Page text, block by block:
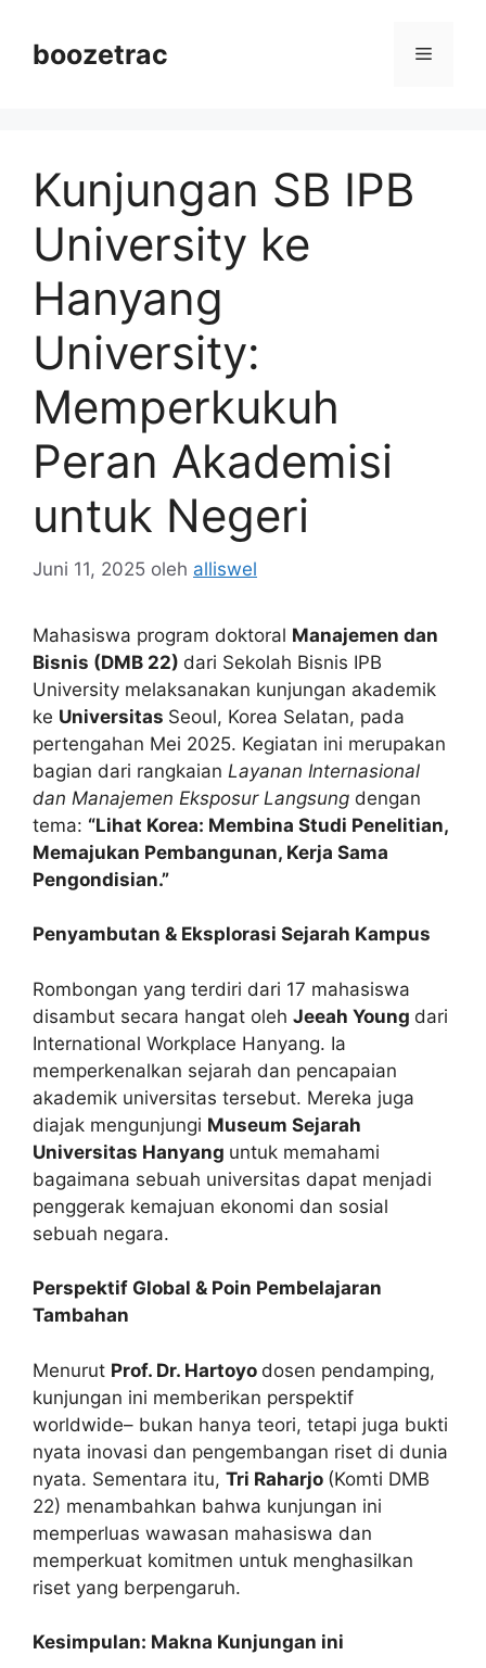
boozetrac Menu
Kunjungan SB IPB
University ke
Hanyang
University:
Memperkukuh
Peran Akademisi
untuk Negeri
Juni 11, 2025 oleh alliswel
Mahasiswa program doktoral Manajemen dan
Bisnis (DMB 22) dari Sekolah Bisnis IPB
University melaksanakan kunjungan akademik
ke Universitas Seoul, Korea Selatan, pada
pertengahan Mei 2025. Kegiatan ini merupakan
bagian dari rangkaian Layanan Internasional
dan Manajemen Eksposur Langsung dengan
tema: “Lihat Korea: Membina Studi Penelitian,
Memajukan Pembangunan, Kerja Sama
Pengondisian.”
Penyambutan & Eksplorasi Sejarah Kampus
Rombongan yang terdiri dari 17 mahasiswa
disambut secara hangat oleh Jeeah Young dari
International Workplace Hanyang. Ia
memperkenalkan sejarah dan pencapaian
akademik universitas tersebut. Mereka juga
diajak mengunjungi Museum Sejarah
Universitas Hanyang untuk memahami
bagaimana sebuah universitas dapat menjadi
penggerak kemajuan ekonomi dan sosial
sebuah negara.
Perspektif Global & Poin Pembelajaran
Tambahan
Menurut Prof. Dr. Hartoyo dosen pendamping,
kunjungan ini memberikan perspektif
worldwide– bukan hanya teori, tetapi juga bukti
nyata inovasi dan pengembangan riset di dunia
nyata. Sementara itu, Tri Raharjo (Komti DMB
22) menambahkan bahwa kunjungan ini
memperluas wawasan mahasiswa dan
memperkuat komitmen untuk menghasilkan
riset yang berpengaruh.
Kesimpulan: Makna Kunjungan ini